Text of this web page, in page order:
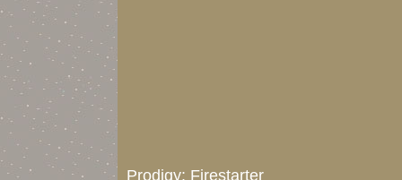
Prodigy: Firestarter